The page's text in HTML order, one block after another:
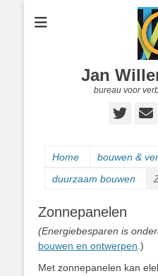
Jan
bureau voor
E-
Home
bouwen &
duurzaam bouwen
Zonnepanelen
(Energiebesparen is
bouwen en ontwerpen .)
Met zonnepanelen kan